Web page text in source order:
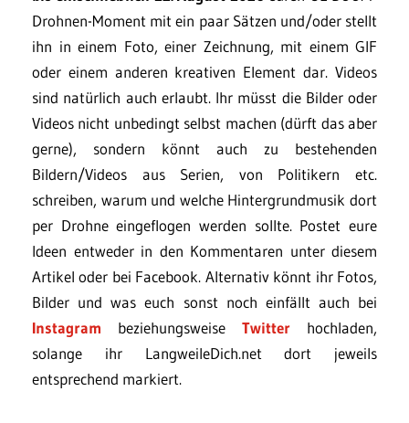
Drohnen-Moment mit ein paar Sätzen und/oder stellt
ihn in einem Foto, einer Zeichnung, mit einem GIF
oder einem anderen kreativen Element dar. Videos
sind natürlich auch erlaubt. Ihr müsst die Bilder oder
Videos nicht unbedingt selbst machen (dürft das aber
gerne), sondern könnt auch zu bestehenden
Bildern/Videos aus Serien, von Politikern etc.
schreiben, warum und welche Hintergrundmusik dort
per Drohne eingeflogen werden sollte. Postet eure
Ideen entweder in den Kommentaren unter diesem
Artikel oder bei Facebook. Alternativ könnt ihr Fotos,
Bilder und was euch sonst noch einfällt auch bei
Instagram beziehungsweise Twitter hochladen,
solange ihr LangweileDich.net dort jeweils
entsprechend markiert.